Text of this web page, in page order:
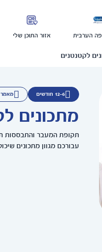
הערבית אזור התוכן שלי
לקטנטנים
12-6 חודשים מאמר
מתכונים
תקופת המעבר והתבססות
עבורכם מגוון מתכונים